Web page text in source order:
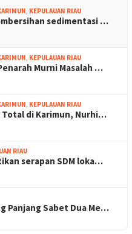
KEPULAUAN RIAU
sedimentasi …
KEPULAUAN RIAU
Murni Masalah …
KEPULAUAN RIAU
Total di Karimun, Nurhi…
RIAU
serapan SDM loka…
Panjang Sabet Dua Me…